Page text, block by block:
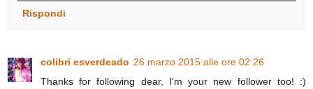
Rispondi
colibri esverdeado 26 marzo 2015 alle ore 02:26
Thanks for following dear, I'm your new follower too! :)